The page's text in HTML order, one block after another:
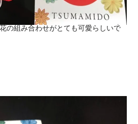
の組み合わせがとても可愛らしいで